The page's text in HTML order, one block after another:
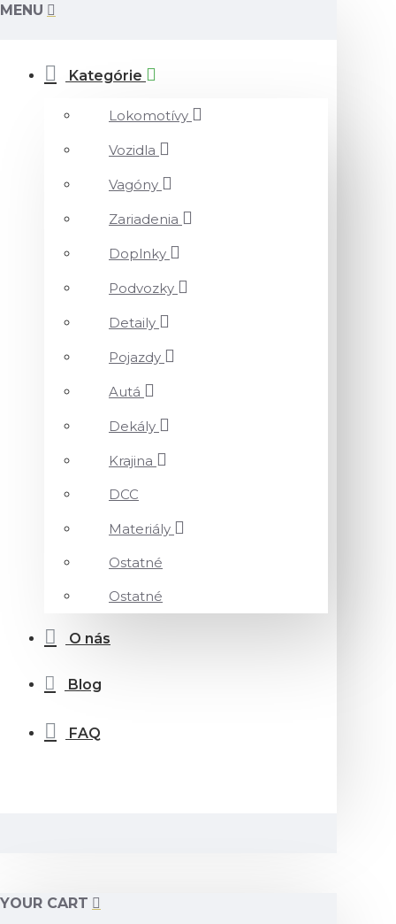
MENU
Kategórie
Lokomotívy
Vozidla
Vagóny
Zariadenia
Doplnky
Podvozky
Detaily
Pojazdy
Autá
Dekály
Krajina
DCC
Materiály
Ostatné
Ostatné
O nás
Blog
FAQ
YOUR CART